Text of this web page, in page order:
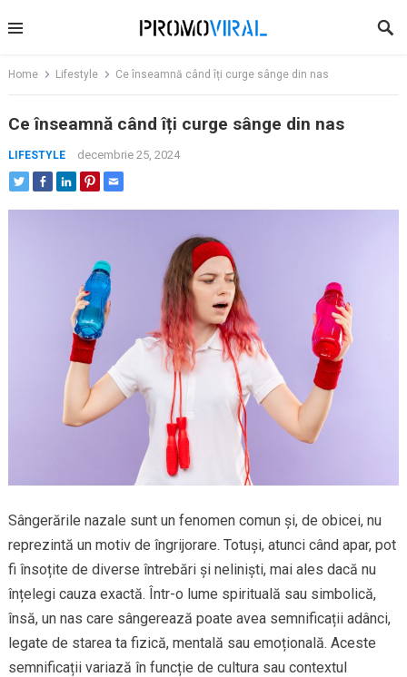
to
Home Lifestyle Ce înseamnă când îți curge sânge din nas
Ce înseamnă când îți curge sânge din nas
LIFESTYLE decembrie 25, 2024
Sângerările nazale sunt un fenomen comun și, de obicei, nu
reprezintă un motiv de îngrijorare. Totuși, atunci când apar, pot
fi însoțite de diverse întrebări și neliniști, mai ales dacă nu
înțelegi cauza exactă. Într-o lume spirituală sau simbolică,
însă, un nas care sângerează poate avea semnificații adânci,
legate de starea ta fizică, mentală sau emoțională. Aceste
semnificații variază în funcție de cultura sau contextul